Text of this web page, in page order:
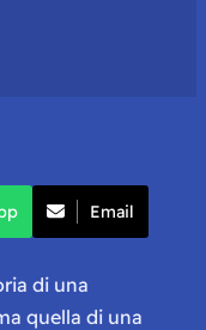
Email
di una
quella di una